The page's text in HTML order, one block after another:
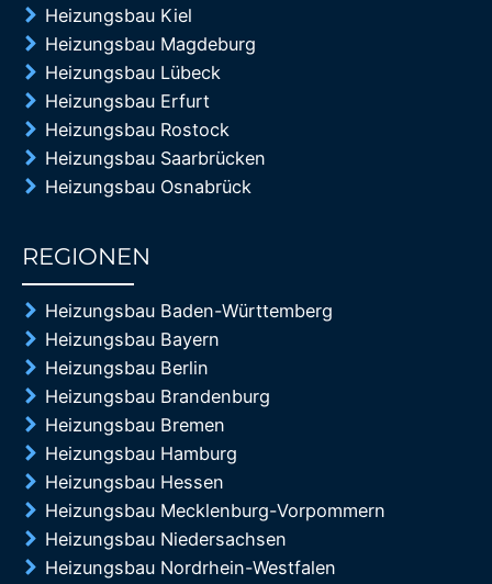
Heizungsbau Kiel
Heizungsbau Magdeburg
Heizungsbau Lübeck
Heizungsbau Erfurt
Heizungsbau Rostock
Heizungsbau Saarbrücken
Heizungsbau Osnabrück
REGIONEN
Heizungsbau Baden-Württemberg
Heizungsbau Bayern
Heizungsbau Berlin
Heizungsbau Brandenburg
Heizungsbau Bremen
Heizungsbau Hamburg
Heizungsbau Hessen
Heizungsbau Mecklenburg-Vorpommern
Heizungsbau Niedersachsen
Heizungsbau Nordrhein-Westfalen